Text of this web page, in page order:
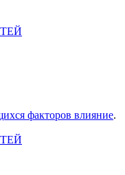
факторов влияние.